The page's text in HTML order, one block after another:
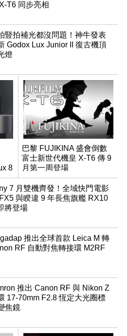
T6 同步亮相
豎拍補光都沒問題！神牛發表
Godox Lux Junior II 復古機頂
燈
8
巴黎 FUJIKINA 盛會倒數
富士新世代機皇 X-T6 傳 9
月第一周登場
7 月雙機齊發！全域快門電影
與睽違 9 年長焦旗艦 RX10
將登場
推出全球首款 Leica M 轉
RF 自動對焦轉接環 M2RF
推出 Canon RF 與 Nikon Z
17-70mm F2.8 恆定大光圈標
焦鏡